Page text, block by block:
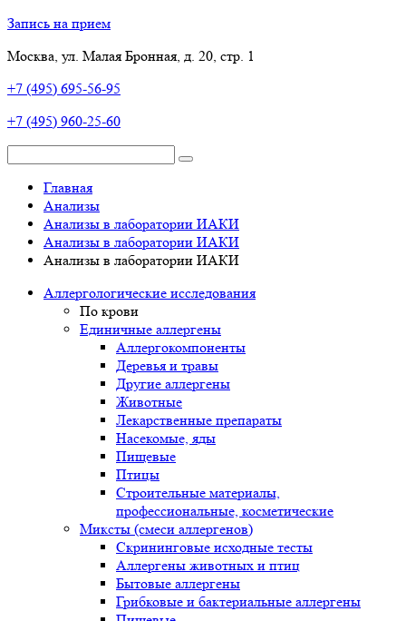
Запись на прием
Москва, ул. Малая Бронная, д. 20, стр. 1
+7 (495) 695-56-95
+7 (495) 960-25-60
Главная
Анализы
Анализы в лаборатории ИАКИ
Анализы в лаборатории ИАКИ
Анализы в лаборатории ИАКИ
Аллергологические исследования
По крови
Единичные аллергены
Аллергокомпоненты
Деревья и травы
Другие аллергены
Животные
Лекарственные препараты
Насекомые, яды
Пищевые
Птицы
Строительные материалы,
профессиональные, косметические
Миксты (смеси аллергенов)
Cкрининговые исходные тесты
Аллергены животных и птиц
Бытовые аллергены
Грибковые и бактериальные аллергены